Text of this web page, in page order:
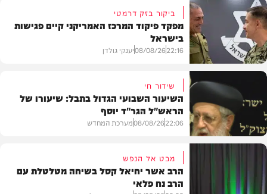
חדשות
ביקור בזק דרמטי
מפקד פיקוד המרכז האמריקני קיים פגישות
בישראל
22:16
08/08/26יענקי גולדן
וידאו
שידור חי
השיעור השבועי הגדול בתבל: שיעורו של
הראש"ל הגר"ד יוסף
22:06
08/08/26מערכת המחדש
מבט אל הנפש
הרב אשר יחיאל קסל בשיחה מטלטלת עם
הרב נח פלאי